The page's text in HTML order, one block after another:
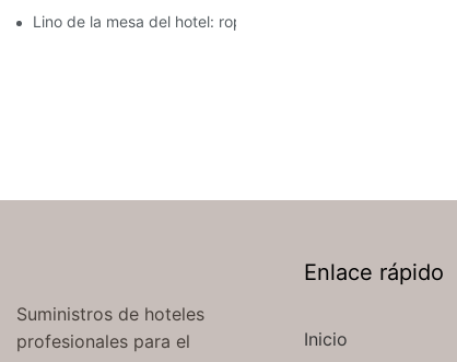
Lino de la mesa del hotel: ropa de mesa hermosa y
Suministros de hoteles
profesionales para el
Enlace rápido
Inicio